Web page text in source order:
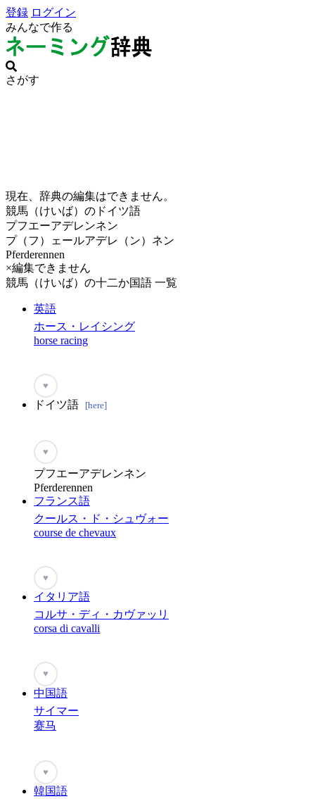
登録 ログイン
みんなで作る
さがす
現在、辞典の編集はできません。
競馬（けいば）のドイツ語
プフエーアデレンネン
プ（フ）ェールアデレ（ン）ネン
Pferderennen
×編集できません
競馬（けいば）の十二か国語 一覧
英語
ホース・レイシング
horse racing
♥
ドイツ語 [here]
♥
プフエーアデレンネン
Pferderennen
フランス語
クールス・ド・シュヴォー
course de chevaux
♥
イタリア語
コルサ・ディ・カヴァッリ
corsa di cavalli
♥
中国語
サイマー
赛马
♥
韓国語